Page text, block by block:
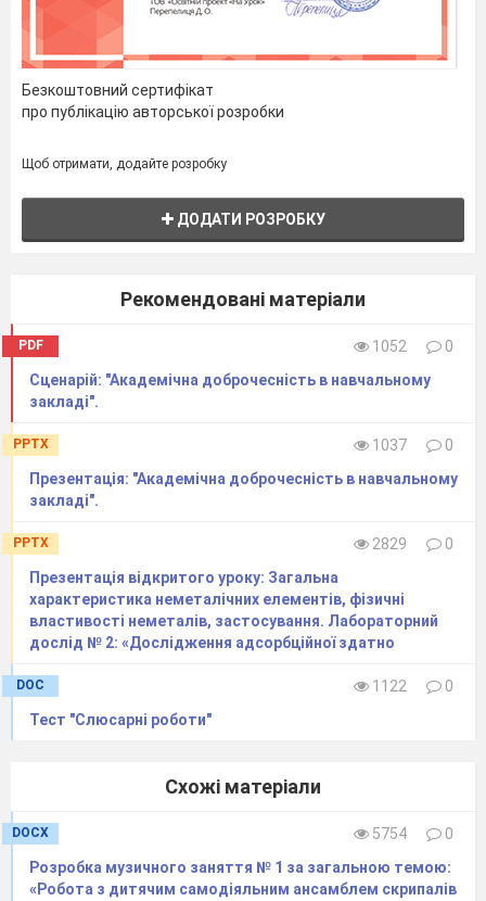
Безкоштовний сертифікат
про публікацію авторської розробки
Щоб отримати, додайте розробку
ДОДАТИ РОЗРОБКУ
Рекомендовані матеріали
PDF 1052
0
Сценарій: "Академічна доброчесність в навчальному
закладі".
PPTX 1037
0
Презентація: "Академічна доброчесність в навчальному
закладі".
PPTX 2829
0
Презентація відкритого уроку: Загальна
характеристика неметалічних елементів, фізичні
властивості неметалів, застосування. Лабораторний
дослід № 2: «Дослідження адсорбційної здатно
DOC 1122
0
Тест "Слюсарні роботи"
Схожі матеріали
DOCX 5754
0
Розробка музичного заняття № 1 за загальною темою:
«Робота з дитячим самодіяльним ансамблем скрипалів